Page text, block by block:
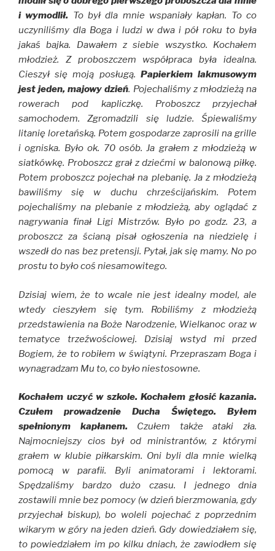
i wymodlił. To był dla mnie wspaniały kapłan. To co
uczyniliśmy dla Boga i ludzi w dwa i pół roku to była
jakaś bajka. Dawałem z siebie wszystko. Kochałem
młodzież. Z proboszczem współpraca była idealna.
Cieszył się moją posługą. Papierkiem lakmusowym
jest jeden, majowy dzień. Pojechaliśmy z młodzieżą na
rowerach pod kapliczkę. Proboszcz przyjechał
samochodem. Zgromadzili się ludzie. Śpiewaliśmy
litanię loretańską. Potem gospodarze zaprosili na grille
i ogniska. Było ok. 70 osób. Ja grałem z młodzieżą w
siatkówkę. Proboszcz grał z dziećmi w balonową piłkę.
Potem proboszcz pojechał na plebanię. Ja z młodzieżą
bawiliśmy się w duchu chrześcijańskim. Potem
pojechaliśmy na plebanie z młodzieżą, aby oglądać z
nagrywania finał Ligi Mistrzów. Było po godz. 23, a
proboszcz za ścianą pisał ogłoszenia na niedzielę i
wszedł do nas bez pretensji. Pytał, jak się mamy. No po
prostu to było coś niesamowitego.
Dzisiaj wiem, że to wcale nie jest idealny model, ale
wtedy cieszyłem się tym. Robiliśmy z młodzieżą
przedstawienia na Boże Narodzenie, Wielkanoc oraz w
tematyce trzeźwościowej. Dzisiaj wstyd mi przed
Bogiem, że to robiłem w świątyni. Przepraszam Boga i
wynagradzam Mu to, co było niestosowne.
Kochałem uczyć w szkole. Kochałem głosić kazania.
Czułem prowadzenie Ducha Świętego. Byłem
spełnionym kapłanem. Czułem także ataki zła.
Najmocniejszy cios był od ministrantów, z którymi
grałem w klubie piłkarskim. Oni byli dla mnie wielką
pomocą w parafii. Byli animatorami i lektorami.
Spędzaliśmy bardzo dużo czasu. I jednego dnia
zostawili mnie bez pomocy (w dzień bierzmowania, gdy
przyjechał biskup), bo woleli pojechać z poprzednim
wikarym w góry na jeden dzień. Gdy dowiedziałem się,
to powiedziałem im po kilku dniach, że zawiodłem się